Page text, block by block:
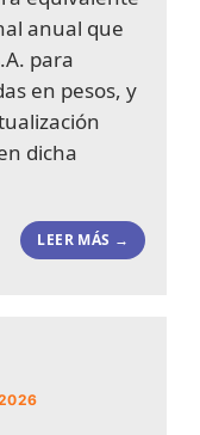
anual que
para
en pesos, y
dicha
LEER MÁS →